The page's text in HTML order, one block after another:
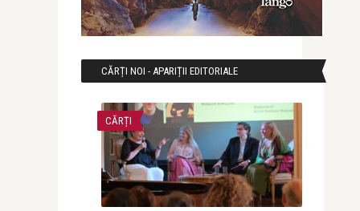
CĂRȚI NOI - APARIȚII EDITORIALE
CĂRȚI